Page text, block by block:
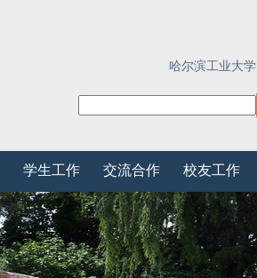
哈尔滨工业大学 |
学生工作 交流合作 校友工作